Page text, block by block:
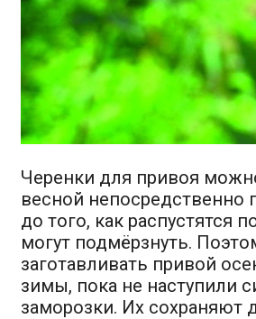
Черенки для привоя
весной непосредственно
до того, как распустятся
могут подмёрзнуть.
заготавливать привой
зимы, пока не наступили
заморозки. Их сохраняют